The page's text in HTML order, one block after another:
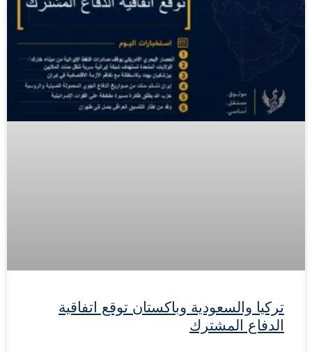
تركيا والسعودية وباكستان توقع اتفاقية
الدفاع المشترك